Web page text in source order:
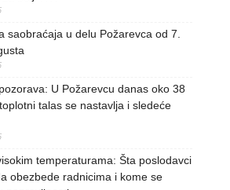
saobraćaja u delu Požarevca od 7.
U Požarevcu danas oko 38
talas se nastavlja i sledeće
temperaturama: Šta poslodavci
obezbede radnicima i kome se